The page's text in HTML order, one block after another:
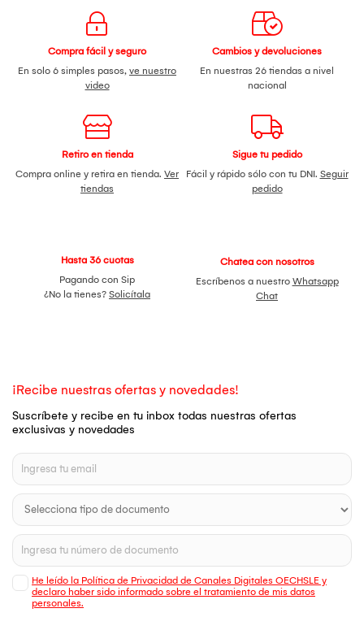
Compra fácil y seguro
En solo 6 simples pasos, ve nuestro
video
Cambios y devoluciones
En nuestras 26 tiendas a nivel
nacional
Retiro en tienda
Compra online y retira en tienda. Ver
tiendas
Sigue tu pedido
Fácil y rápido sólo con tu DNI. Seguir
pedido
Hasta 36 cuotas
Pagando con Sip
¿No la tienes? Solicítala
Chatea con nosotros
Escríbenos a nuestro Whatsapp
Chat
¡Recibe nuestras ofertas y novedades!
Suscríbete y recibe en tu inbox todas nuestras ofertas
exclusivas y novedades
He leído la Política de Privacidad de Canales Digitales OECHSLE y
declaro haber sido informado sobre el tratamiento de mis datos
personales.